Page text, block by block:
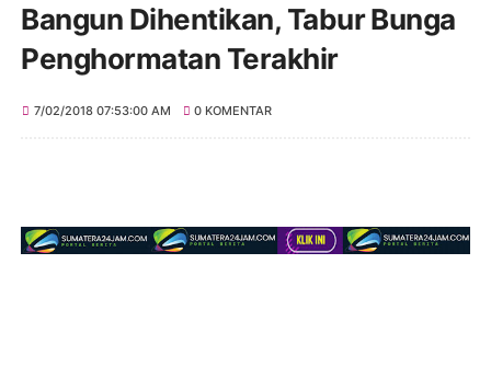
Bangun Dihentikan, Tabur Bunga
Penghormatan Terakhir
7/02/2018 07:53:00 AM 0 KOMENTAR